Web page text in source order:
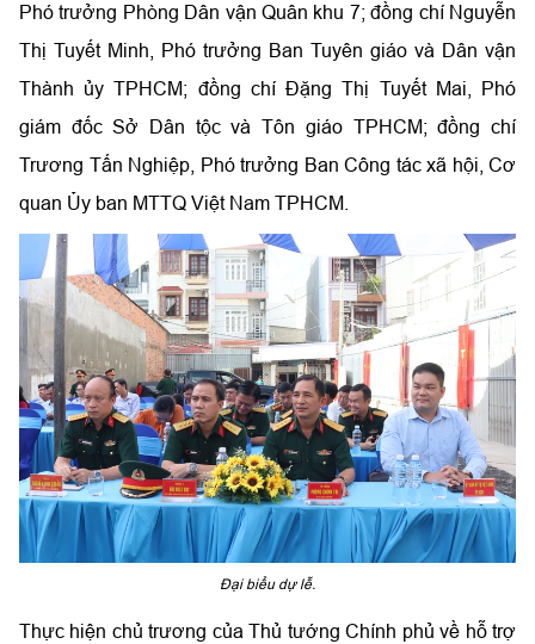
Phó trưởng Phòng Dân vận Quân khu 7; đồng chí Nguyễn
Thị Tuyết Minh, Phó trưởng Ban Tuyên giáo và Dân vận
Thành ủy TPHCM; đồng chí Đặng Thị Tuyết Mai, Phó
giám đốc Sở Dân tộc và Tôn giáo TPHCM; đồng chí
Trương Tấn Nghiệp, Phó trưởng Ban Công tác xã hội, Cơ
quan Ủy ban MTTQ Việt Nam TPHCM.
Đại biểu dự lễ.
Thực hiện chủ trương của Thủ tướng Chính phủ về hỗ trợ